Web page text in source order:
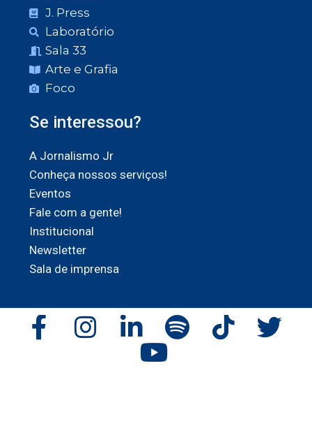
J. Press
Laboratório
Sala 33
Arte e Grafia
Foco
Se interessou?
A Jornalismo Jr
Conheça nossos serviços!
Eventos
Fale com a gente!
Institucional
Newsletter
Sala de imprensa